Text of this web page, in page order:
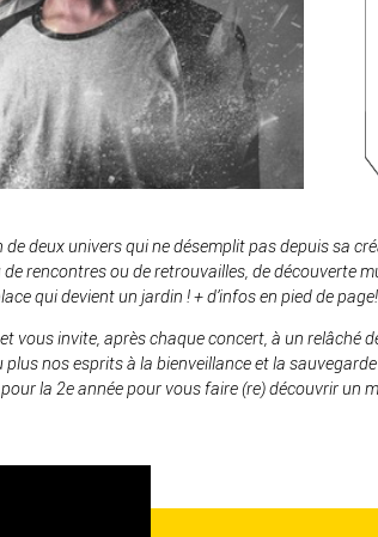
de deux univers qui ne désemplit pas depuis sa
rencontres ou de retrouvailles, de découverte
qui devient un jardin ! + d’infos en pied de page!
vous invite, après chaque concert, à un relâché
nos esprits à la bienveillance et la
la 2e année pour vous faire (re) découvrir un